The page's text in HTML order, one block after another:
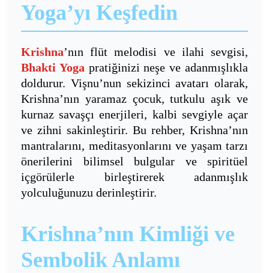
Yoga’yı Keşfedin
Krishna’nın flüt melodisi ve ilahi sevgisi,
Bhakti Yoga pratiğinizi neşe ve adanmışlıkla
doldurur. Vişnu’nun sekizinci avatarı olarak,
Krishna’nın yaramaz çocuk, tutkulu aşık ve
kurnaz savaşçı enerjileri, kalbi sevgiyle açar
ve zihni sakinleştirir. Bu rehber, Krishna’nın
mantralarını, meditasyonlarını ve yaşam tarzı
önerilerini bilimsel bulgular ve spiritüel
içgörülerle birleştirerek adanmışlık
yolculuğunuzu derinleştirir.
Krishna’nın Kimliği ve
Sembolik Anlamı